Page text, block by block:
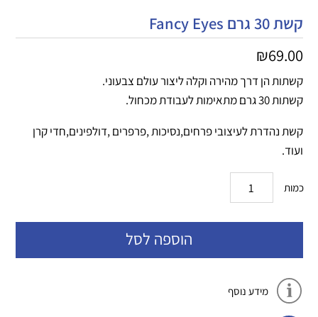
קשת 30 גרם Fancy Eyes
₪69.00
קשתות הן דרך מהירה וקלה ליצור עולם צבעוני.
קשתות 30 גרם מתאימות לעבודת מכחול.
קשת נהדרת לעיצובי פרחים,נסיכות ,פרפרים ,דולפינים,חדי קרן
ועוד.
כמות
הוספה לסל
מידע נוסף